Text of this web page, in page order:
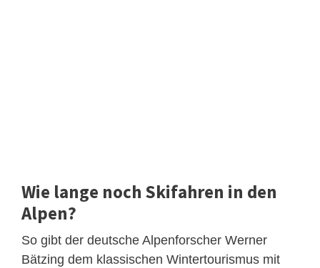
Wie lange noch Skifahren in den
Alpen?
So gibt der deutsche Alpenforscher Werner
Bätzing dem klassischen Wintertourismus mit